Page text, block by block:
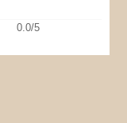
0.0/5